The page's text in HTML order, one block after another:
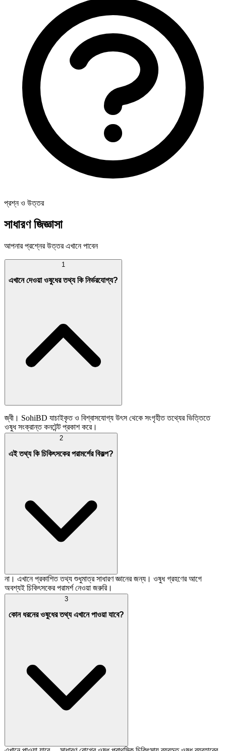
প্রশ্ন ও উত্তর
সাধারণ জিজ্ঞাসা
আপনার প্রশ্নের উত্তর এখানে পাবেন
1
এখানে দেওয়া ওষুধের তথ্য কি নির্ভরযোগ্য?
জ্বী। SohiBD যাচাইকৃত ও বিশ্বাসযোগ্য উৎস থেকে সংগৃহীত তথ্যের ভিত্তিতে
ওষুধ সংক্রান্ত কনটেন্ট প্রকাশ করে।
2
এই তথ্য কি চিকিৎসকের পরামর্শের বিকল্প?
না। এখানে প্রকাশিত তথ্য শুধুমাত্র সাধারণ জ্ঞানের জন্য। ওষুধ গ্রহণের আগে
অবশ্যই চিকিৎসকের পরামর্শ নেওয়া জরুরি।
3
কোন ধরনের ওষুধের তথ্য এখানে পাওয়া যাবে?